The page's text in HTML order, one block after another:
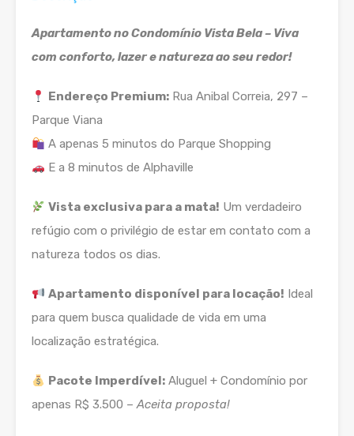
Apartamento no Condomínio Vista Bela – Viva
com conforto, lazer e natureza ao seu redor!
Endereço Premium: Rua Anibal Correia, 297 –
Parque Viana
A apenas 5 minutos do Parque Shopping
E a 8 minutos de Alphaville
Vista exclusiva para a mata! Um verdadeiro
refúgio com o privilégio de estar em contato com a
natureza todos os dias.
Apartamento disponível para locação! Ideal
para quem busca qualidade de vida em uma
localização estratégica.
Pacote Imperdível: Aluguel + Condomínio por
apenas R$ 3.500 –Aceita proposta!